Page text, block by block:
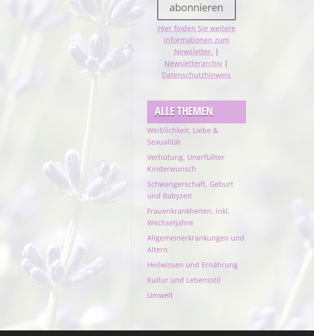
abonnieren
Hier finden Sie weitere
Informationen zum
Newsletter. |
Newsletterarchiv |
Datenschutzhinweis
ALLE THEMEN
Weiblichkeit, Liebe &
Sexualität
Verhütung, Unerfüllter
Kinderwunsch
Schwangerschaft, Geburt
und Babyzeit
Frauenkrankheiten, inkl.
Wechseljahre
Allgemeinerkrankungen und
Altern
Heilwissen und Ernährung
Kultur und Lebensstil
Umwelt